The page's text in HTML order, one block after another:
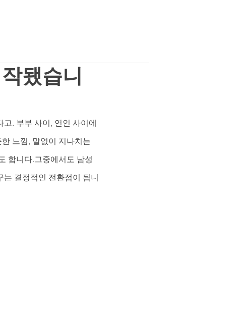
됐습니
. 부부 사이, 연인 사이에
느낌, 말없이 지나치는
합니다.그중에서도 남성
결정적인 전환점이 됩니